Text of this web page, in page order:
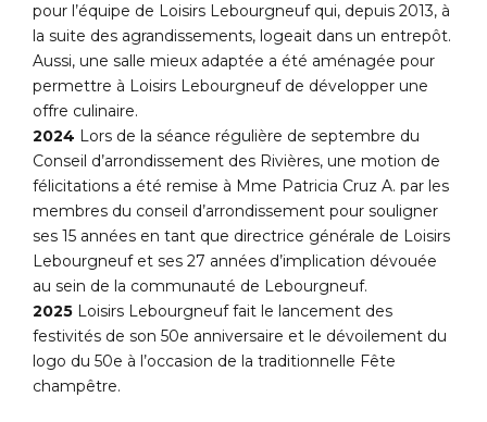
pour l’équipe de Loisirs Lebourgneuf qui, depuis 2013, à
la suite des agrandissements, logeait dans un entrepôt.
Aussi, une salle mieux adaptée a été aménagée pour
permettre à Loisirs Lebourgneuf de développer une
offre culinaire.
2024 Lors de la séance régulière de septembre du
Conseil d’arrondissement des Rivières, une motion de
félicitations a été remise à Mme Patricia Cruz A. par les
membres du conseil d’arrondissement pour souligner
ses 15 années en tant que directrice générale de Loisirs
Lebourgneuf et ses 27 années d’implication dévouée
au sein de la communauté de Lebourgneuf.
2025 Loisirs Lebourgneuf fait le lancement des
festivités de son 50e anniversaire et le dévoilement du
logo du 50e à l’occasion de la traditionnelle Fête
champêtre.